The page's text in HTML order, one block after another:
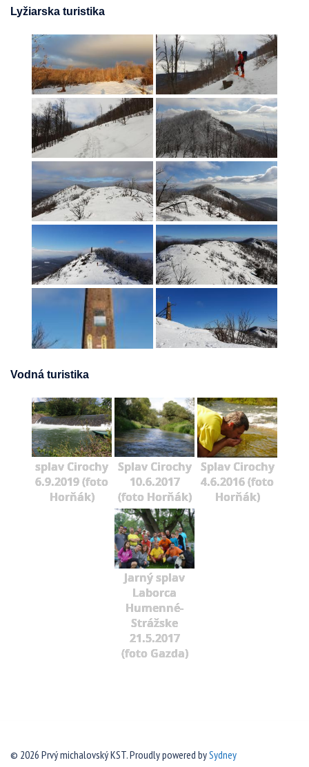
Lyžiarska turistika
Vodná turistika
splav Cirochy
6.9.2019 (foto
Horňák)
Splav Cirochy
10.6.2017
(foto Horňák)
Splav Cirochy
4.6.2016 (foto
Horňák)
Jarný splav
Laborca
Humenné-
Strážske
21.5.2017
(foto Gazda)
© 2026 Prvý michalovský KST. Proudly powered bySydney